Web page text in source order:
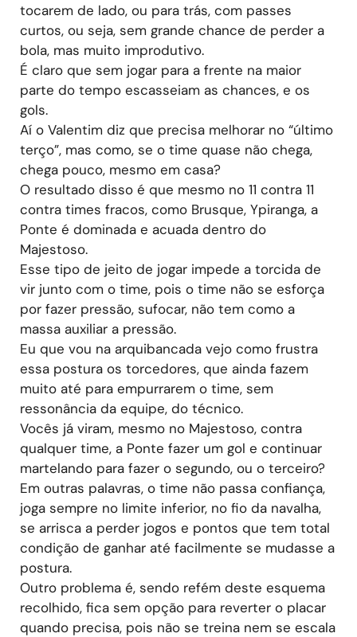
tocarem de lado, ou para trás, com passes
curtos, ou seja, sem grande chance de perder a
bola, mas muito improdutivo.
É claro que sem jogar para a frente na maior
parte do tempo escasseiam as chances, e os
gols.
Aí o Valentim diz que precisa melhorar no “último
terço”, mas como, se o time quase não chega,
chega pouco, mesmo em casa?
O resultado disso é que mesmo no 11 contra 11
contra times fracos, como Brusque, Ypiranga, a
Ponte é dominada e acuada dentro do
Majestoso.
Esse tipo de jeito de jogar impede a torcida de
vir junto com o time, pois o time não se esforça
por fazer pressão, sufocar, não tem como a
massa auxiliar a pressão.
Eu que vou na arquibancada vejo como frustra
essa postura os torcedores, que ainda fazem
muito até para empurrarem o time, sem
ressonância da equipe, do técnico.
Vocês já viram, mesmo no Majestoso, contra
qualquer time, a Ponte fazer um gol e continuar
martelando para fazer o segundo, ou o terceiro?
Em outras palavras, o time não passa confiança,
joga sempre no limite inferior, no fio da navalha,
se arrisca a perder jogos e pontos que tem total
condição de ganhar até facilmente se mudasse a
postura.
Outro problema é, sendo refém deste esquema
recolhido, fica sem opção para reverter o placar
quando precisa, pois não se treina nem se escala